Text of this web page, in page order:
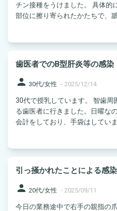
チン接種をうけました。 具体的
部位に擦り寄られたかたちで、舐
歯医者でのB型肝炎等の感染
person 30代/女性 - 2025/12/14
30代で授乳しています。 智歯周
る歯医者に行きました。日曜な
会計をしており、手袋はしていま
引っ掻かれたことによる感
person 20代/女性 - 2025/09/11
今日の業務途中で右手の親指の